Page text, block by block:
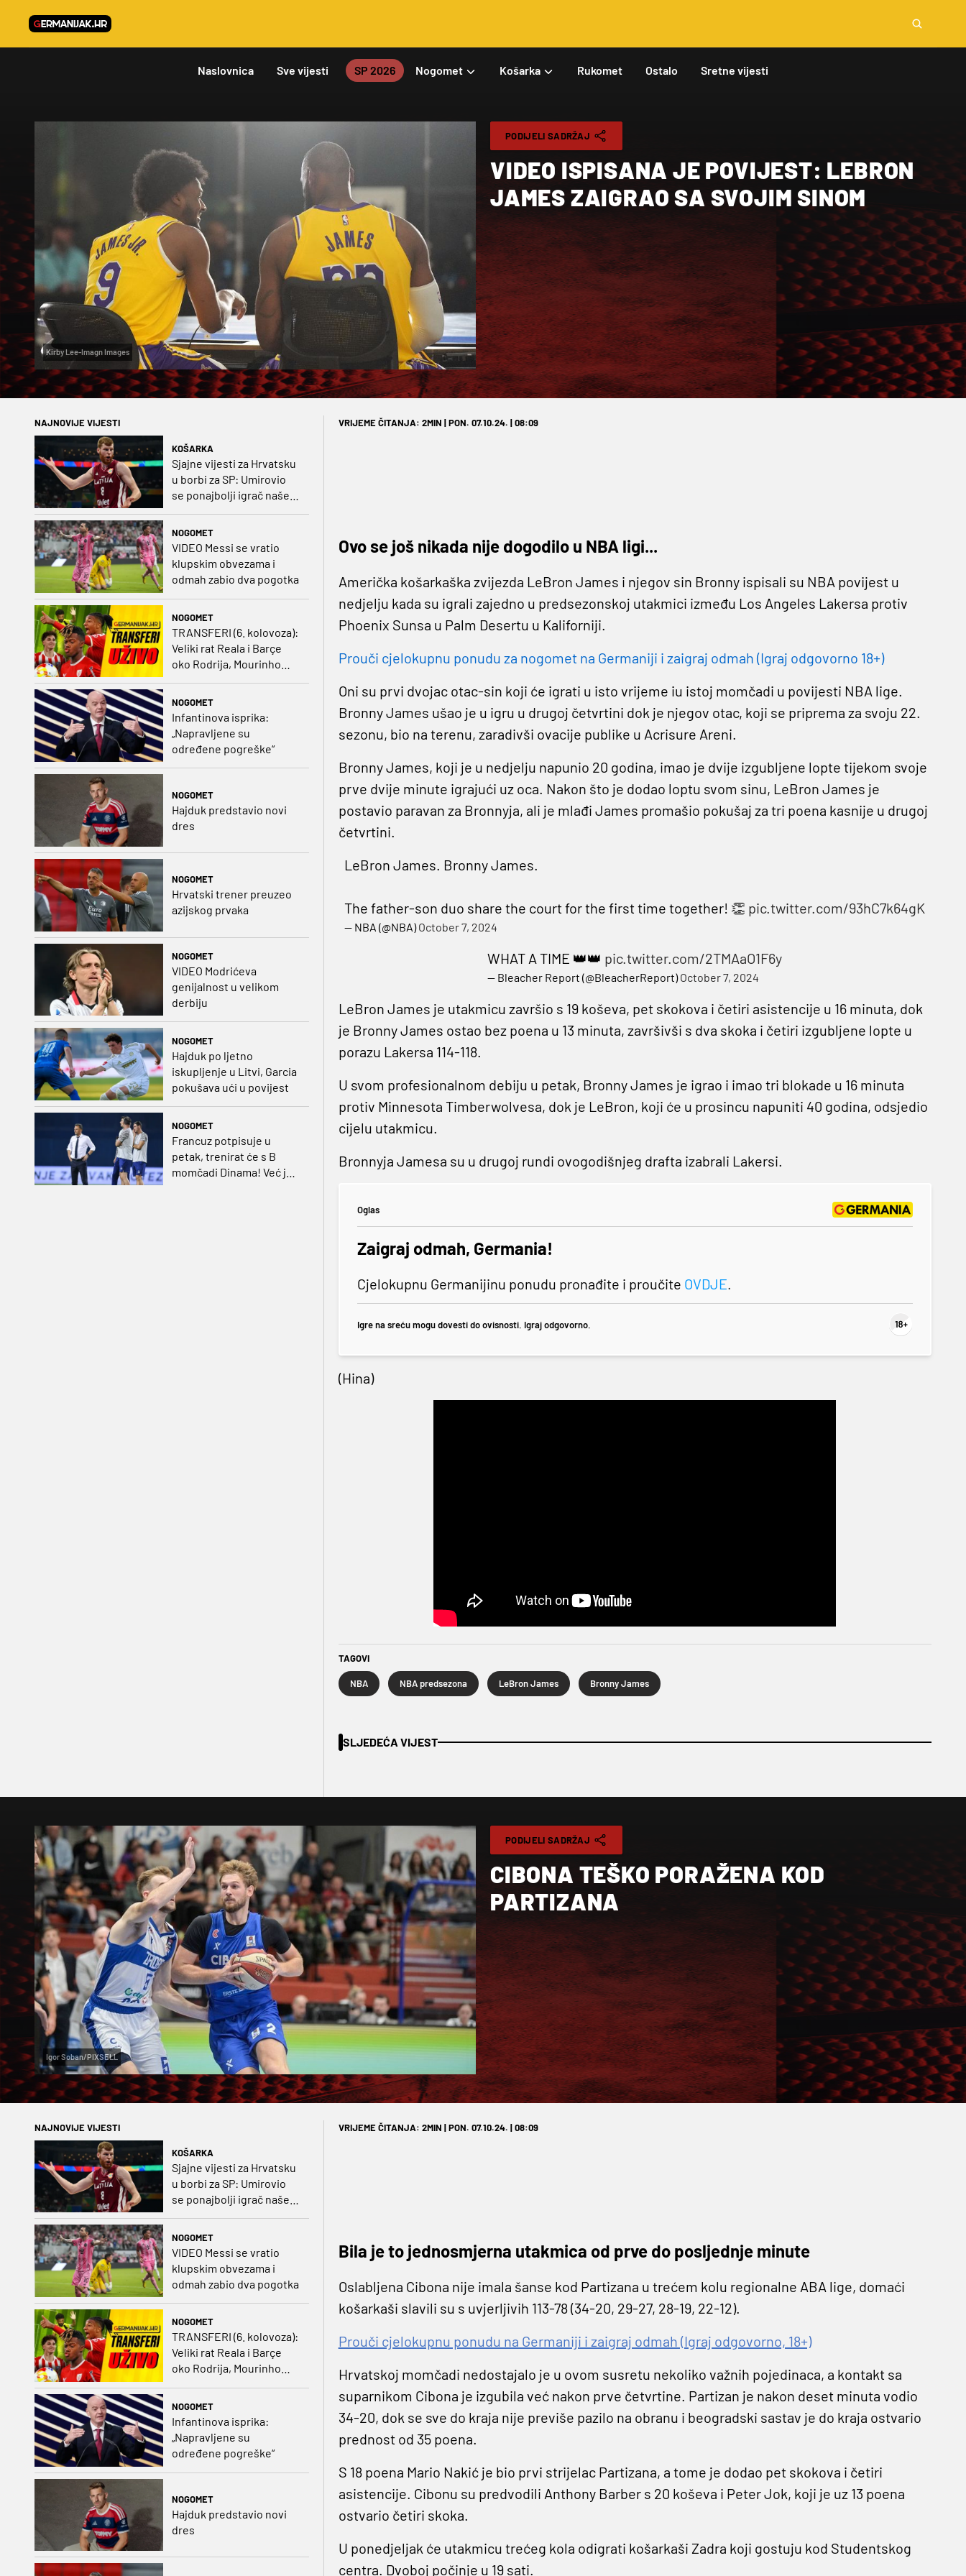
Naslovnica Sve vijesti SP 2026 Nogomet Košarka Rukomet Ostalo Sretne vijesti
Kirby Lee-Imagn Images
PODIJELI SADRŽAJ
VIDEO ISPISANA JE POVIJEST: LEBRON
JAMES ZAIGRAO SA SVOJIM SINOM
NAJNOVIJE VIJESTI
KOŠARKA
Sjajne vijesti za Hrvatsku
u borbi za SP: Umirovio
se ponajbolji igrač našeg
NOGOMET
VIDEO Messi se vratio
klupskim obvezama i
odmah zabio dva pogotka
NOGOMET
TRANSFERI (6. kolovoza):
Veliki rat Reala i Barçe
oko Rodrija, Mourinho
nagovorio Viniciusa na
NOGOMET
Infantinova isprika:
„Napravljene su
određene pogreške“
NOGOMET
Hajduk predstavio novi
dres
NOGOMET
Hrvatski trener preuzeo
azijskog prvaka
NOGOMET
VIDEO Modrićeva
genijalnost u velikom
derbiju
NOGOMET
Hajduk po ljetno
iskupljenje u Litvi, Garcia
pokušava ući u povijest
NOGOMET
Francuz potpisuje u
petak, trenirat će s B
momčadi Dinama! Već je
VRIJEME ČITANJA: 2MIN | PON. 07.10.24. | 08:09
Ovo se još nikada nije dogodilo u NBA ligi...
Američka košarkaška zvijezda LeBron James i njegov sin Bronny ispisali su NBA povijest u
nedjelju kada su igrali zajedno u predsezonskoj utakmici između Los Angeles Lakersa protiv
Phoenix Sunsa u Palm Desertu u Kaliforniji.
Prouči cjelokupnu ponudu za nogomet na Germaniji i zaigraj odmah (Igraj odgovorno 18+)
Oni su prvi dvojac otac-sin koji će igrati u isto vrijeme iu istoj momčadi u povijesti NBA lige.
Bronny James ušao je u igru u drugoj četvrtini dok je njegov otac, koji se priprema za svoju 22.
sezonu, bio na terenu, zaradivši ovacije publike u Acrisure Areni.
Bronny James, koji je u nedjelju napunio 20 godina, imao je dvije izgubljene lopte tijekom svoje
prve dvije minute igrajući uz oca. Nakon što je dodao loptu svom sinu, LeBron James je
postavio paravan za Bronnyja, ali je mlađi James promašio pokušaj za tri poena kasnije u drugoj
četvrtini.
LeBron James. Bronny James.
The father-son duo share the court for the first time together! 👏 pic.twitter.com/93hC7k64gK
— NBA (@NBA)October 7, 2024
WHAT A TIME 👑👑 pic.twitter.com/2TMAaO1F6y
— Bleacher Report (@BleacherReport)October 7, 2024
LeBron James je utakmicu završio s 19 koševa, pet skokova i četiri asistencije u 16 minuta, dok
je Bronny James ostao bez poena u 13 minuta, završivši s dva skoka i četiri izgubljene lopte u
porazu Lakersa 114-118.
U svom profesionalnom debiju u petak, Bronny James je igrao i imao tri blokade u 16 minuta
protiv Minnesota Timberwolvesa, dok je LeBron, koji će u prosincu napuniti 40 godina, odsjedio
cijelu utakmicu.
Bronnyja Jamesa su u drugoj rundi ovogodišnjeg drafta izabrali Lakersi.
Oglas
Zaigraj odmah, Germania!
Cjelokupnu Germanijinu ponudu pronađite i proučite OVDJE.
Igre na sreću mogu dovesti do ovisnosti. Igraj odgovorno.
(Hina)
TAGOVI
NBA NBA predsezona LeBron James Bronny James
SLJEDEĆA VIJEST
Igor Soban/PIXSELL
PODIJELI SADRŽAJ
CIBONA TEŠKO PORAŽENA KOD
PARTIZANA
NAJNOVIJE VIJESTI
KOŠARKA
Sjajne vijesti za Hrvatsku
u borbi za SP: Umirovio
se ponajbolji igrač našeg
idućeg protivnika
NOGOMET
VIDEO Messi se vratio
klupskim obvezama i
odmah zabio dva pogotka
NOGOMET
TRANSFERI (6. kolovoza):
Veliki rat Reala i Barçe
oko Rodrija, Mourinho
NOGOMET
Infantinova isprika:
„Napravljene su
određene pogreške“
NOGOMET
Hajduk predstavio novi
dres
VRIJEME ČITANJA: 2MIN | PON. 07.10.24. | 08:09
Bila je to jednosmjerna utakmica od prve do posljednje minute
Oslabljena Cibona nije imala šanse kod Partizana u trećem kolu regionalne ABA lige, domaći
košarkaši slavili su s uvjerljivih 113-78 (34-20, 29-27, 28-19, 22-12).
Prouči cjelokupnu ponudu na Germaniji i zaigraj odmah (Igraj odgovorno, 18+)
Hrvatskoj momčadi nedostajalo je u ovom susretu nekoliko važnih pojedinaca, a kontakt sa
suparnikom Cibona je izgubila već nakon prve četvrtine. Partizan je nakon deset minuta vodio
34-20, dok se sve do kraja nije previše pazilo na obranu i beogradski sastav je do kraja ostvario
prednost od 35 poena.
S 18 poena Mario Nakić je bio prvi strijelac Partizana, a tome je dodao pet skokova i četiri
asistencije. Cibonu su predvodili Anthony Barber s 20 koševa i Peter Jok, koji je uz 13 poena
ostvario četiri skoka.
U ponedjeljak će utakmicu trećeg kola odigrati košarkaši Zadra koji gostuju kod Studentskog
centra. Dvoboj počinje u 19 sati.